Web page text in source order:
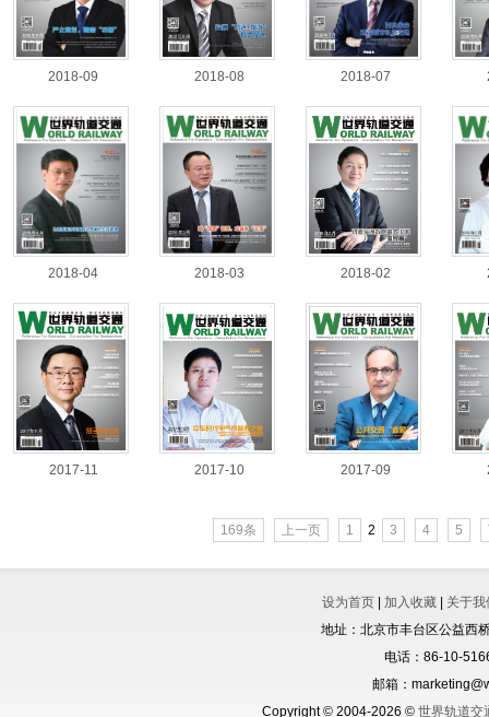
2018-09 2018-08 2018-07
2018-04 2018-03 2018-02
2017-11 2017-10 2017-09
169条 上一页 1 2 3 4 5
设为首页 加入收藏
关于我
地址：北京市丰台区公益西
电话：86-10-
邮箱：
Copyright © 2004-2026 © 世界轨道交